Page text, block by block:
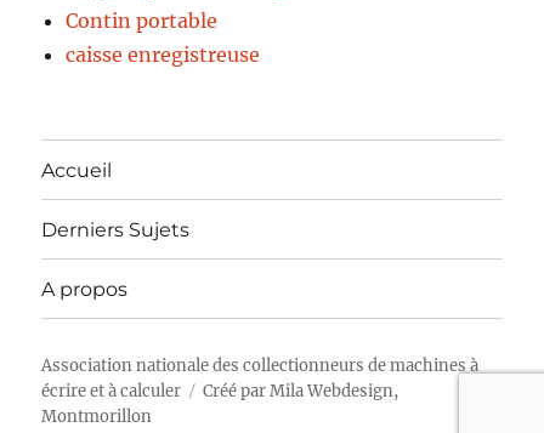
Contin portable
caisse enregistreuse
Accueil
Derniers Sujets
A propos
Association nationale des collectionneurs de machines à
écrire et à calculer
Créé parMila Webdesign,
Montmorillon